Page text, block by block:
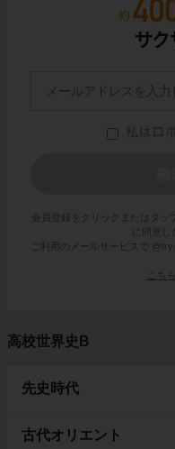
会員登録をクリックまたはタッ
に同意
ご利用のメールサービスで
こちら
高校世界史B
先史時代
古代オリエント